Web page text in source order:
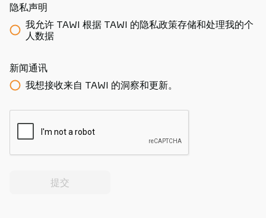
隐私声明
我允许 TAWI 根据 TAWI 的隐私政策存储和处理我的个
人数据
新闻通讯
我想接收来自 TAWI 的洞察和更新。
提交